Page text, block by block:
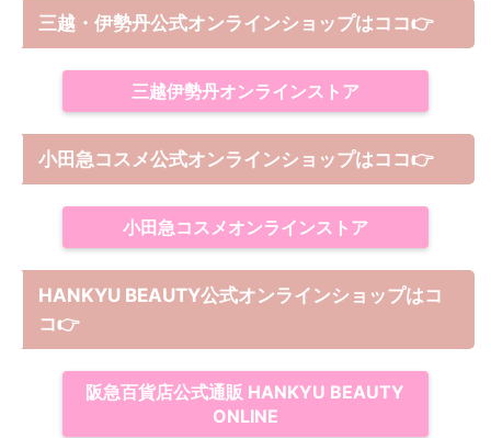
三越・伊勢丹公式オンラインショップはココ👉
三越伊勢丹オンラインストア
小田急コスメ公式オンラインショップはココ👉
小田急コスメオンラインストア
HANKYU BEAUTY公式オンラインショップはコ
コ👉
阪急百貨店公式通販 HANKYU BEAUTY
ONLINE